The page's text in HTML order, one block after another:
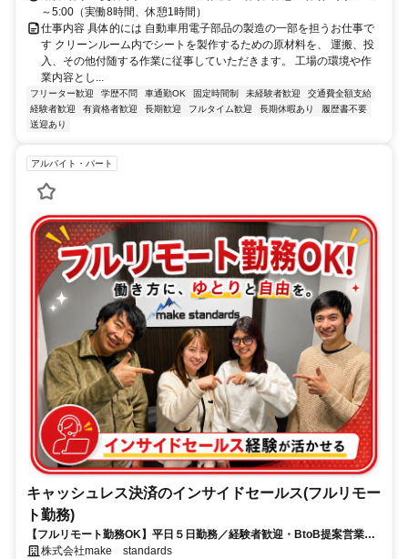
～5:00（実働8時間、休憩1時間）
仕事内容 具体的には 自動車用電子部品の製造の一部を担うお仕事で
す クリーンルーム内でシートを製作するための原材料を、 運搬、投
入、その他付随する作業に従事していただきます。 工場の環境や作
業内容とし...
フリーター歓迎 学歴不問 車通勤OK 固定時間制 未経験者歓迎
交通費全額支給
経験者歓迎
有資格者歓迎 長期歓迎 フルタイム歓迎 長期休暇あり
履歴書不要
送迎あり
アルバイト・パート
キャッシュレス決済のインサイドセールス(フルリモー
ト勤務)
【フルリモート勤務OK】平日５日勤務／経験者歓迎・BtoB提案営業で
スキルアップ
株式会社make standards